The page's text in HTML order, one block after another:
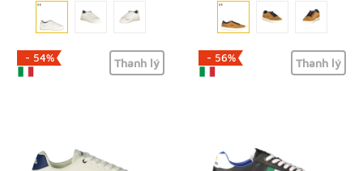
- 54% Thanh lý - 56% Thanh lý